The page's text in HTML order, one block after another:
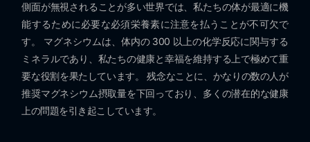
側面が無視されることが多い世界では、私たちの体が最適に機
能するために必要な必須栄養素に注意を払うことが不可欠で
す。 マグネシウムは、体内の 300 以上の化学反応に関与する
ミネラルであり、私たちの健康と幸福を維持する上で極めて重
要な役割を果たしています。 残念なことに、かなりの数の人が
推奨マグネシウム摂取量を下回っており、多くの潜在的な健康
上の問題を引き起こしています。